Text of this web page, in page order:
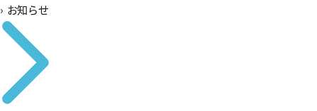
› お知らせ